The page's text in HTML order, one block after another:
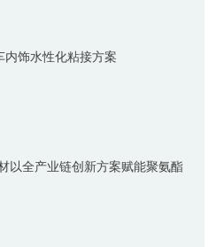
内饰水性化粘接方案
以全产业链创新方案赋能聚氨酯